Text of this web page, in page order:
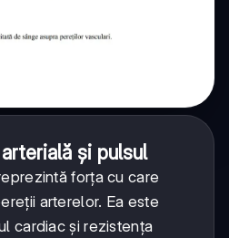
și pulsul
forța cu care
arterelor. Ea este
cardiac și rezistența